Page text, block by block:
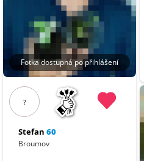
Fotka dostupná po přihlášení
?
Stefan 60
Broumov